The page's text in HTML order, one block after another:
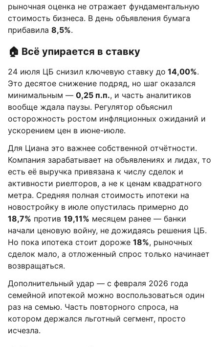
рыночная оценка не отражает фундаментальную
стоимость бизнеса. В день объявления бумага
прибавила 8,5%.
🏠 Всё упирается в ставку
24 июля ЦБ снизил ключевую ставку до 14,00%.
Это десятое снижение подряд, но шаг оказался
минимальным — 0,25 п.п., и часть аналитиков
вообще ждала паузы. Регулятор объяснил
осторожность ростом инфляционных ожиданий и
ускорением цен в июне-июле.
Для Циана это важнее собственной отчётности.
Компания зарабатывает на объявлениях и лидах, то
есть её выручка привязана к числу сделок и
активности риелторов, а не к ценам квадратного
метра. Средняя полная стоимость ипотеки на
новостройку в июле опустилась примерно до
18,7% против 19,11% месяцем ранее — банки
начали ценовую войну, не дожидаясь решения ЦБ.
Но пока ипотека стоит дороже 18%, рыночных
сделок мало, а отложенный спрос только начинает
возвращаться.
Дополнительный удар — с февраля 2026 года
семейной ипотекой можно воспользоваться один
раз на семью. Часть повторного спроса, на
котором держался льготный сегмент, просто
исчезла.